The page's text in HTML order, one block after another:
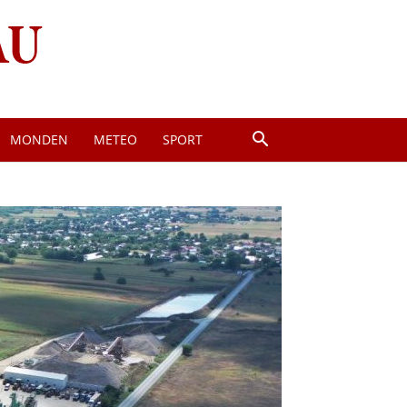
MONDEN METEO SPORT